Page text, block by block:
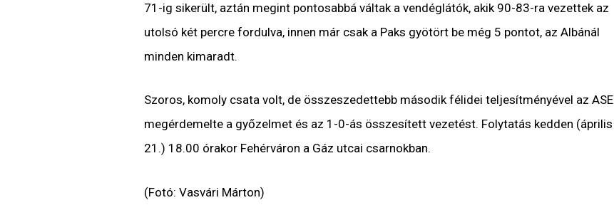
71-ig sikerült, aztán megint pontosabbá váltak a vendéglátók, akik 90-83-ra vezettek az
utolsó két percre fordulva, innen már csak a Paks gyötört be még 5 pontot, az Albánál
minden kimaradt.
Szoros, komoly csata volt, de összeszedettebb második félidei teljesítményével az ASE
megérdemelte a győzelmet és az 1-0-ás összesített vezetést. Folytatás kedden (április
21.) 18.00 órakor Fehérváron a Gáz utcai csarnokban.
(Fotó: Vasvári Márton)